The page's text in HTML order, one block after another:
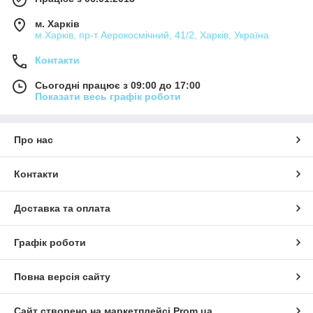
Набір Standart
Набір з лампою, пиляннями, бафом і комплектом
основних засобів для роботи з гель-лаком. Це
ідеальний варіант для початківця майстра і
м. Харків
м.Харків, пр-т Аерокосмічний, 41/2, Харків, Україна
Контакти
Сьогодні працює з 09:00 до 17:00
Показати весь графік роботи
Про нас
Контакти
Доставка та оплата
Графік роботи
Повна версія сайту